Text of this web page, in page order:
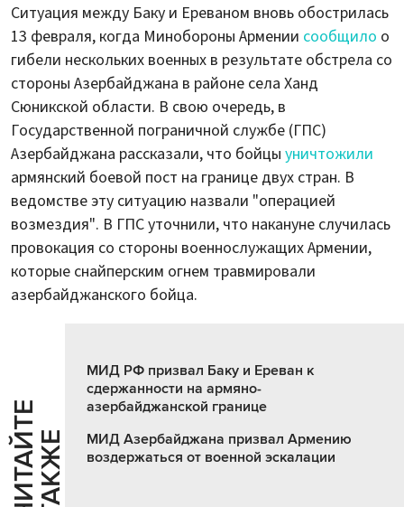
Ситуация между Баку и Ереваном вновь обострилась
13 февраля, когда Минобороны Армении сообщило о
гибели нескольких военных в результате обстрела со
стороны Азербайджана в районе села Ханд
Сюникской области. В свою очередь, в
Государственной пограничной службе (ГПС)
Азербайджана рассказали, что бойцы уничтожили
армянский боевой пост на границе двух стран. В
ведомстве эту ситуацию назвали "операцией
возмездия". В ГПС уточнили, что накануне случилась
провокация со стороны военнослужащих Армении,
которые снайперским огнем травмировали
азербайджанского бойца.
Ч
И
Т
АЙ
Т
Е
Т
А
К
ЖЕ
МИД РФ призвал Баку и Ереван к
сдержанности на армяно-
азербайджанской границе
МИД Азербайджана призвал Армению
воздержаться от военной эскалации